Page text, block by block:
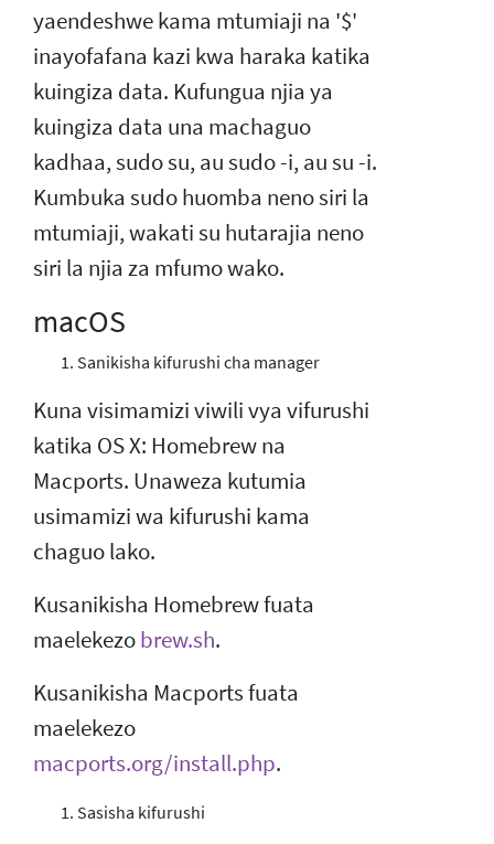
yaendeshwe kama mtumiaji na '$'
inayofafana kazi kwa haraka katika
kuingiza data. Kufungua njia ya
kuingiza data una machaguo
kadhaa, sudo su, au sudo -i, au su -i.
Kumbuka sudo huomba neno siri la
mtumiaji, wakati su hutarajia neno
siri la njia za mfumo wako.
macOS
Sanikisha kifurushi cha manager
Kuna visimamizi viwili vya vifurushi
katika OS X: Homebrew na
Macports. Unaweza kutumia
usimamizi wa kifurushi kama
chaguo lako.
Kusanikisha Homebrew fuata
maelekezobrew.sh.
Kusanikisha Macports fuata
maelekezo
macports.org/install.php.
Sasisha kifurushi